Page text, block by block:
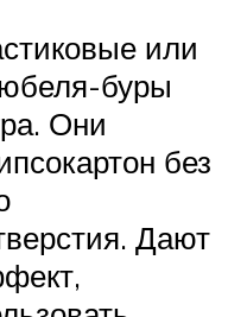
или
буры
Они
без
Дают